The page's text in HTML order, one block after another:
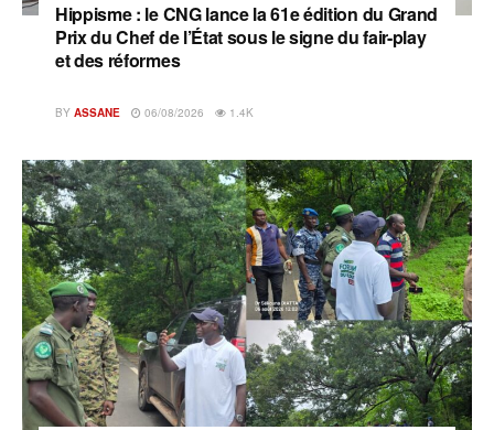
Hippisme : le CNG lance la 61e édition du Grand
Prix du Chef de l’État sous le signe du fair-play
et des réformes
BY ASSANE 06/08/2026 1.4K